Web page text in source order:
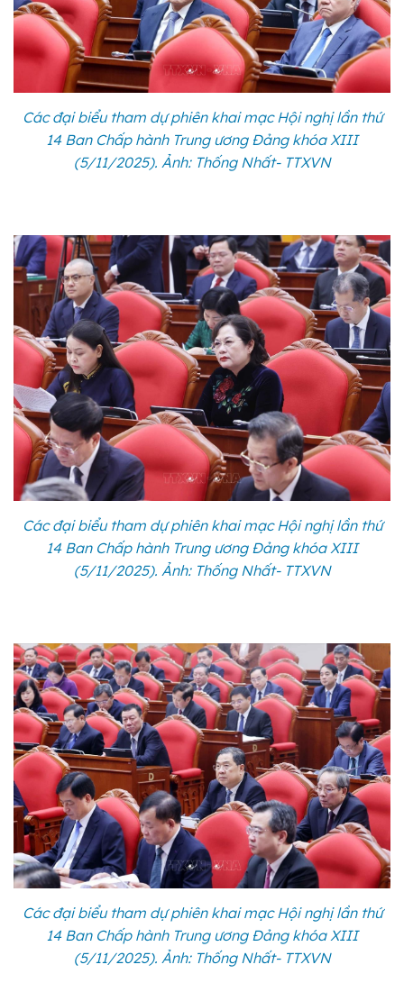
Các đại biểu tham dự phiên khai mạc Hội nghị lần thứ
14 Ban Chấp hành Trung ương Đảng khóa XIII
(5/11/2025). Ảnh: Thống Nhất- TTXVN
Các đại biểu tham dự phiên khai mạc Hội nghị lần thứ
14 Ban Chấp hành Trung ương Đảng khóa XIII
(5/11/2025). Ảnh: Thống Nhất- TTXVN
Các đại biểu tham dự phiên khai mạc Hội nghị lần thứ
14 Ban Chấp hành Trung ương Đảng khóa XIII
(5/11/2025). Ảnh: Thống Nhất- TTXVN